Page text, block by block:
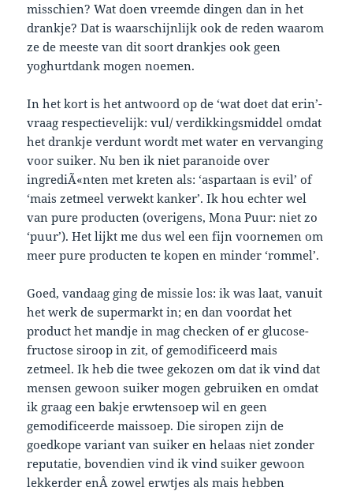
misschien? Wat doen vreemde dingen dan in het
drankje? Dat is waarschijnlijk ook de reden waarom
ze de meeste van dit soort drankjes ook geen
yoghurtdank mogen noemen.
In het kort is het antwoord op de ‘wat doet dat erin’-
vraag respectievelijk: vul/ verdikkingsmiddel omdat
het drankje verdunt wordt met water en vervanging
voor suiker. Nu ben ik niet paranoide over
ingrediÃ«nten met kreten als: ‘aspartaan is evil’ of
‘mais zetmeel verwekt kanker’. Ik hou echter wel
van pure producten (overigens, Mona Puur: niet zo
‘puur’). Het lijkt me dus wel een fijn voornemen om
meer pure producten te kopen en minder ‘rommel’.
Goed, vandaag ging de missie los: ik was laat, vanuit
het werk de supermarkt in; en dan voordat het
product het mandje in mag checken of er glucose-
fructose siroop in zit, of gemodificeerd mais
zetmeel. Ik heb die twee gekozen om dat ik vind dat
mensen gewoon suiker mogen gebruiken en omdat
ik graag een bakje erwtensoep wil en geen
gemodificeerde maissoep. Die siropen zijn de
goedkope variant van suiker en helaas niet zonder
reputatie, bovendien vind ik vind suiker gewoon
lekkerder enÂ zowel erwtjes als mais hebben